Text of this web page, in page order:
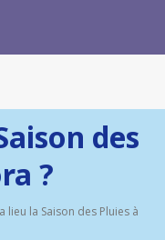
des
?
lieu la Saison des Pluies à